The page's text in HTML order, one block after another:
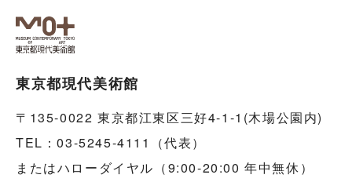
東京都現代美術館
〒135-0022 東京都江東区三好4-1-1(木場公園内)
TEL：03-5245-4111（代表）
またはハローダイヤル（9:00-20:00 年中無休）